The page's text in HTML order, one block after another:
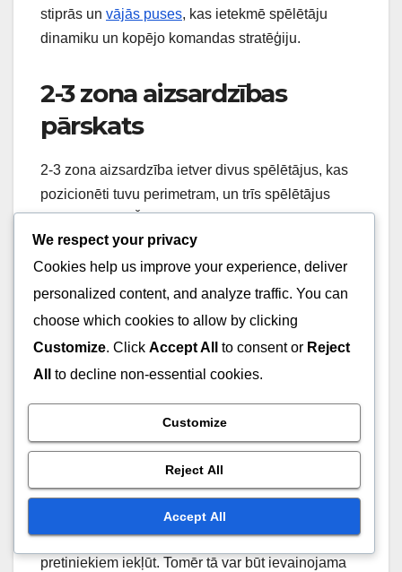
stiprās un vājās puses, kas ietekmē spēlētāju
dinamiku un kopējo komandas stratēģiju.
2-3 zona aizsardzības
pārskats
2-3 zona aizsardzība ietver divus spēlētājus, kas
pozicionēti tuvu perimetram, un trīs spēlētājus
tuvāk grozam. Šis izkārtojums uzsver krāsas
aizsardzību, vienlaikus apstrīdot metienus no
ārpuses. Šis izkārtojums ļauj ātri rotēt, lai segtu
braucienu ceļus un brīvus metējus.
Izpildot 2-3 zonu, spēlētājiem jākomunicē efektīvi
un jāuztur apziņa par savām piešķirtajām zonām.
kamēr trīs iekšējie spēlētāji koncentrējas uz
atlēkušajām bumbām un metienu bloķēšanu. Šis
līdzsvars ir izšķirošs zonas efektivitātei.
Viens no galvenajiem 2-3 zonas stiprumiem ir tās
spēja ierobežot punktu gūšanu krāsā, padarot grūti
pretiniekiem iekļūt. Tomēr tā var būt ievainojama
We respect your privacy
Cookies help us improve your experience, deliver
personalized content, and analyze traffic. You can
choose which cookies to allow by clicking
Customize. Click Accept All to consent or Reject
All
to decline non-essential cookies.
Customize
Reject All
Accept All